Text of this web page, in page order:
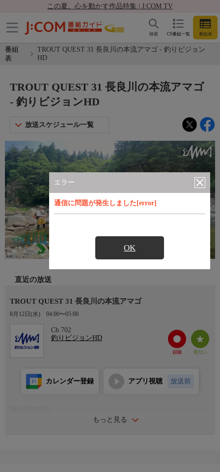
この夏、心を動かす作品特集 | J:COM TV
CS番組一覧 番組表
検索
番組
表
TROUT QUEST 31 長良川の本流アマゴ - 釣りビジョン
HD
エラー
通信に問題が発生しました[error]
OK
TROUT QUEST 31 長良川の本流アマゴ
- 釣りビジョンHD
放送スケジュール一覧
直近の放送
TROUT QUEST 31 長良川の本流アマゴ
8月12日(水) 04:00〜05:00
Ch.702
釣りビジョンHD
もっと見る
カレンダー登録 アプリ視聴 放送前